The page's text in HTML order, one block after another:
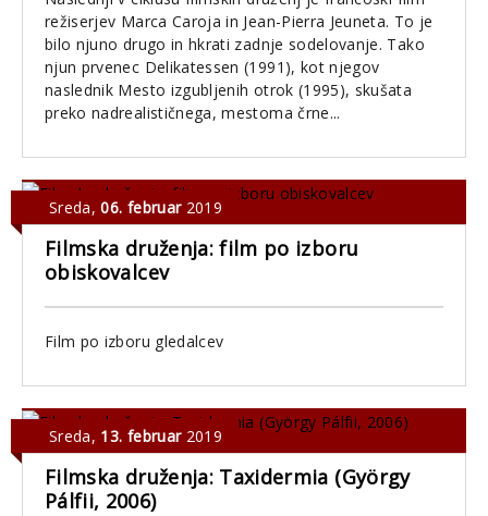
režiserjev Marca Caroja in Jean-Pierra Jeuneta. To je
bilo njuno drugo in hkrati zadnje sodelovanje. Tako
njun prvenec Delikatessen (1991), kot njegov
naslednik Mesto izgubljenih otrok (1995), skušata
preko nadrealističnega, mestoma črne...
Sreda,06. februar2019
Filmska druženja: film po izboru
obiskovalcev
Film po izboru gledalcev
Sreda, 13. februar2019
Filmska druženja: Taxidermia (György
Pálfii, 2006)